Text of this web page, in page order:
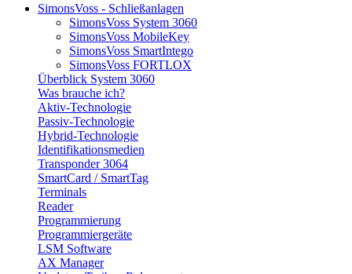
SimonsVoss - Schließanlagen
SimonsVoss System 3060
SimonsVoss MobileKey
SimonsVoss SmartIntego
SimonsVoss FORTLOX
Überblick System 3060
Was brauche ich?
Aktiv-Technologie
Passiv-Technologie
Hybrid-Technologie
Identifikationsmedien
Transponder 3064
SmartCard / SmartTag
Terminals
Reader
Programmierung
Programmiergeräte
LSM Software
AX Manager